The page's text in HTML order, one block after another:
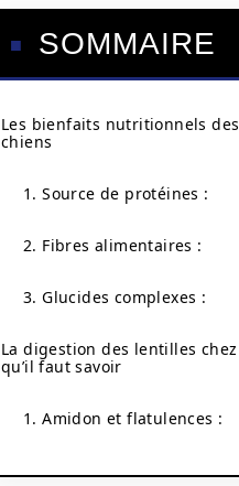
SOMMAIRE
Les bienfaits nutritionnels
chiens
1. Source de protéines :
2. Fibres alimentaires :
3. Glucides complexes :
La digestion des lentilles
qu’il faut savoir
1. Amidon et flatulences :